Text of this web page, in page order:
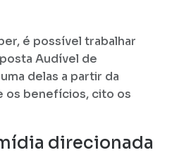
é possível trabalhar
Audível de
delas a partir da
os benefícios, cito os
direcionada